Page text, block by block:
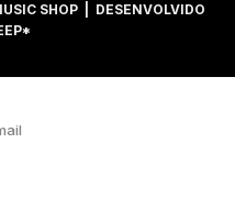
SHOP | DESENVOLVIDO